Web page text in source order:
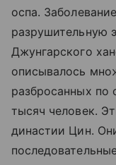
оспа.
разрушительную
Джунгарского
описывалось
разбросанных по
тысяч человек.
династии Цин.